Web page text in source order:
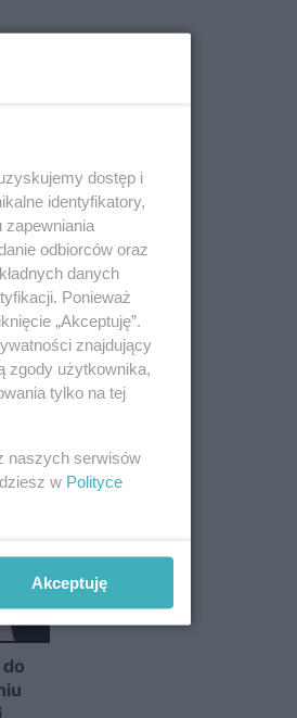
dostęp i
identyfikatory,
zapewniania
odbiorców oraz
danych
Ponieważ
„Akceptuję”.
znajdujący
zgody użytkownika,
tylko na tej
naszych serwisów
w Polityce
Akceptuję